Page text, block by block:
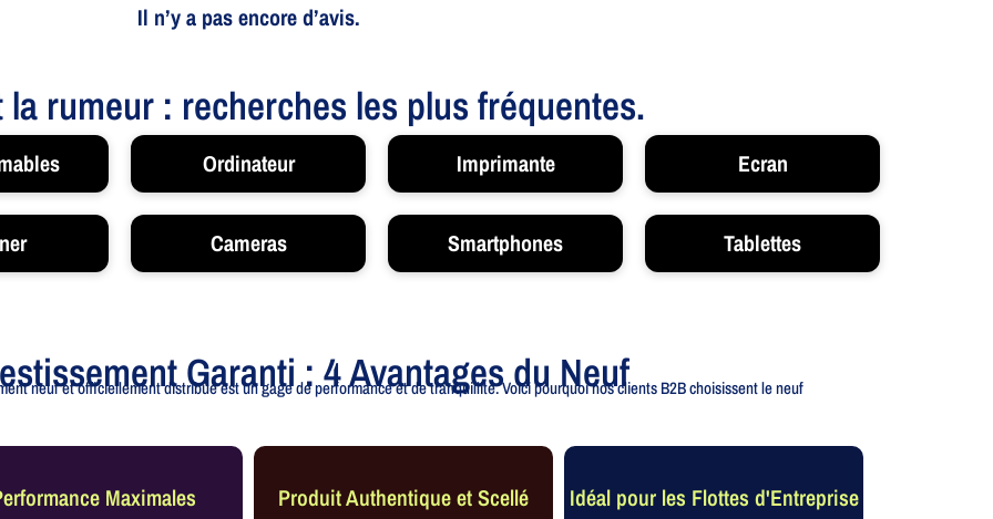
Il n’y a pas encore d’avis.
rumeur : recherches les plus fréquentes.
Ordinateur Imprimante Ecran
Cameras Smartphones Tablettes
Garanti : 4 Avantages du Neuf
neuf et officiellement distribué est un gage de performance et de tranquillité. Voici pourquoi nos clients B2B choisissent le neuf
Maximales Produit Authentique et Scellé Idéal pour les Flottes d'Entreprise